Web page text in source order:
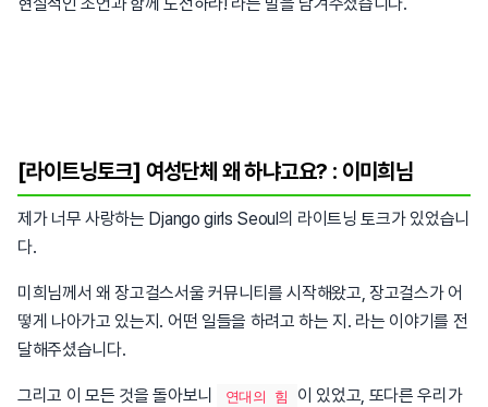
[라이트닝토크] 여성단체 왜 하냐고요? : 이미희님
제가 너무 사랑하는 Django girls Seoul의 라이트닝 토크가 있었습니
다.
미희님께서 왜 장고걸스서울 커뮤니티를 시작해왔고, 장고걸스가 어
떻게 나아가고 있는지. 어떤 일들을 하려고 하는 지. 라는 이야기를 전
달해주셨습니다.
그리고 이 모든 것을 돌아보니 연대의 힘
이 있었고, 또다른 우리가